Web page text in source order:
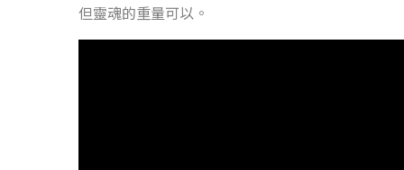
但靈魂的重量可以。